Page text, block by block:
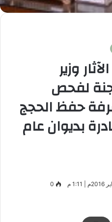
وزير
لفحص
حفظ الحجج
بديوان عام
0